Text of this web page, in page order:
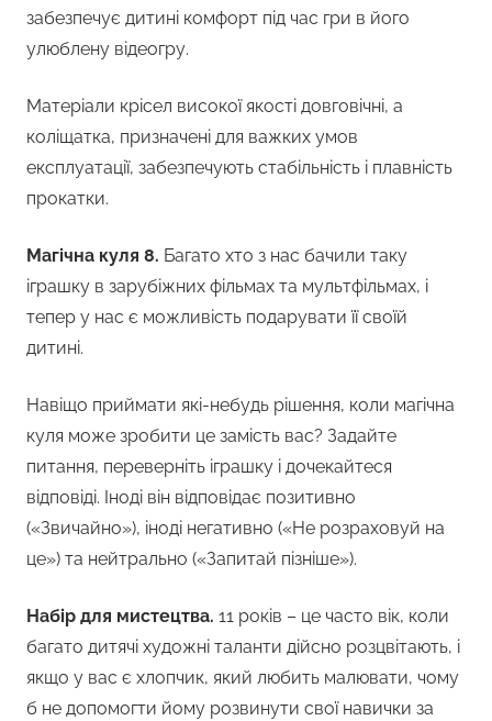
забезпечує дитині комфорт під час гри в його
улюблену відеогру.
Матеріали крісел високої якості довговічні, а
коліщатка, призначені для важких умов
експлуатації, забезпечують стабільність і плавність
прокатки.
Магічна куля 8. Багато хто з нас бачили таку
іграшку в зарубіжних фільмах та мультфільмах, і
тепер у нас є можливість подарувати її своїй
дитині.
Навіщо приймати які-небудь рішення, коли магічна
куля може зробити це замість вас? Задайте
питання, переверніть іграшку і дочекайтеся
відповіді. Іноді він відповідає позитивно
(«Звичайно»), іноді негативно («Не розраховуй на
це») та нейтрально («Запитай пізніше»).
Набір для мистецтва. 11 років – це часто вік, коли
багато дитячі художні таланти дійсно розцвітають, і
якщо у вас є хлопчик, який любить малювати, чому
б не допомогти йому розвинути свої навички за